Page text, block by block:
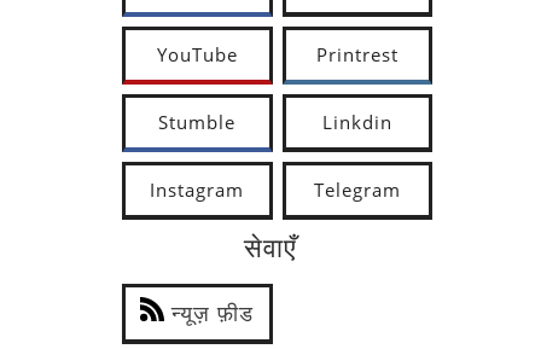
YouTube Printrest
Stumble Linkdin
Instagram Telegram
सेवाएँ
न्यूज़ फ़ीड